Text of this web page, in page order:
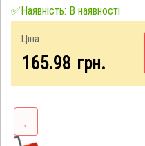
✅Наявність: В наявності
Ціна:
165.98 грн.